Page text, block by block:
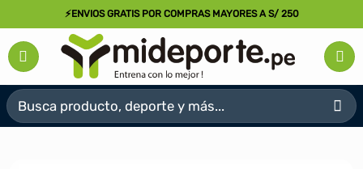
al
contenido
⚡ENVIOS GRATIS POR COMPRAS MAYORES A S/ 250
Buscar
por: